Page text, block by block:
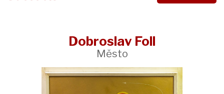
Dobroslav Foll
Město